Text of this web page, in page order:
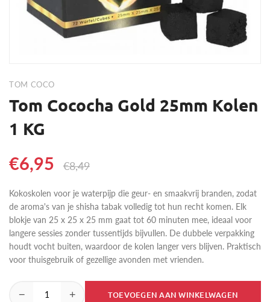
TOM COCO
Tom Cococha Gold 25mm Kolen
1 KG
€6,95 €8,49
Kokoskolen voor je waterpijp die geur- en smaakvrij branden, zodat
de aroma's van je shisha tabak volledig tot hun recht komen. Elk
blokje van 25 x 25 x 25 mm gaat tot 60 minuten mee, ideaal voor
langere sessies zonder tussentijds bijvullen. De dubbele verpakking
houdt vocht buiten, waardoor de kolen langer vers blijven. Praktisch
voor thuisgebruik of gezellige avonden met vrienden.
− + TOEVOEGEN AAN WINKELWAGEN